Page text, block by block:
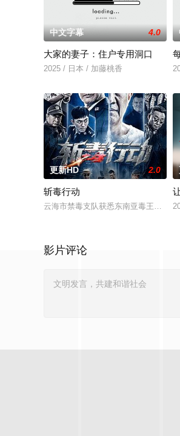
中文字幕 4.0
大家的妻子：住户专用洞口
2025 / 日本 / 加藤桃香
更新HD 2.0
斩毒行动
云海市禁毒支队获悉东南亚毒王廖爷将
影片评论